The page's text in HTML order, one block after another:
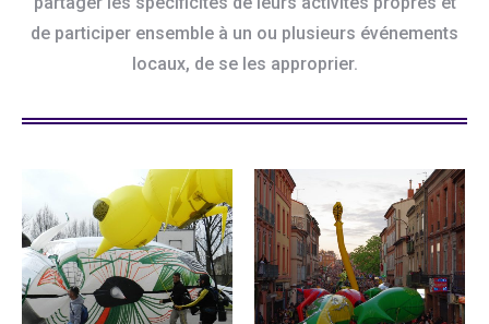
de participer ensemble à un ou plusieurs événements
locaux, de se les approprier.